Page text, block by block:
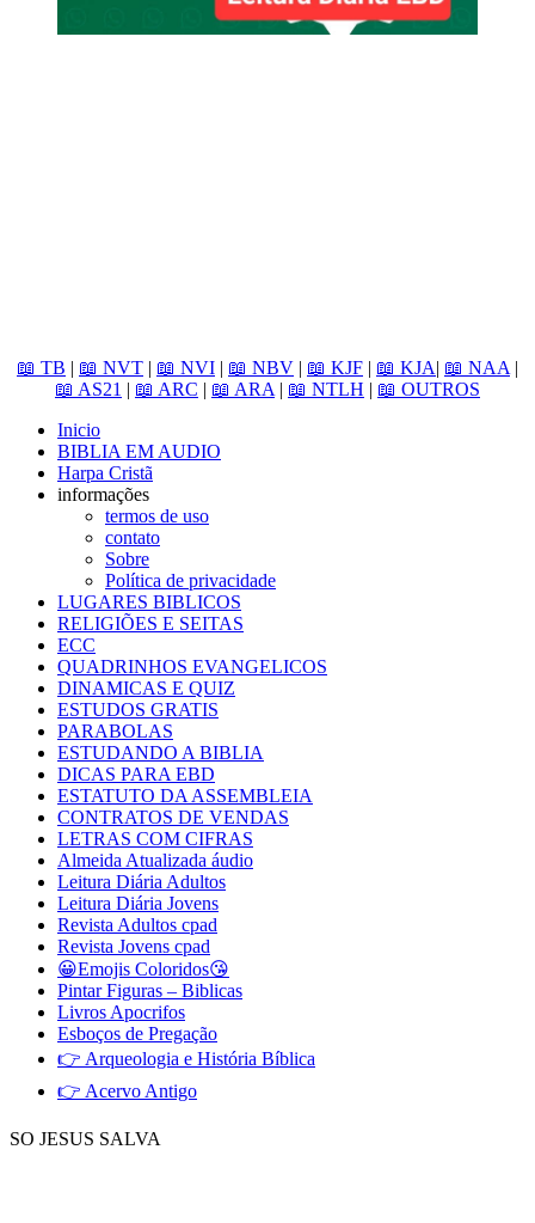
📖 TB | 📖 NVT | 📖 NVI | 📖 NBV | 📖 KJF | 📖 KJA| 📖 NAA |
📖 AS21 | 📖 ARC | 📖 ARA | 📖 NTLH | 📖 OUTROS
Inicio
BIBLIA EM AUDIO
Harpa Cristã
informações
termos de uso
contato
Sobre
Política de privacidade
LUGARES BIBLICOS
RELIGIÕES E SEITAS
ECC
QUADRINHOS EVANGELICOS
DINAMICAS E QUIZ
ESTUDOS GRATIS
PARABOLAS
ESTUDANDO A BIBLIA
DICAS PARA EBD
ESTATUTO DA ASSEMBLEIA
CONTRATOS DE VENDAS
LETRAS COM CIFRAS
Almeida Atualizada áudio
Leitura Diária Adultos
Leitura Diária Jovens
Revista Adultos cpad
Revista Jovens cpad
😀Emojis Coloridos😘
Pintar Figuras – Biblicas
Livros Apocrifos
Esboços de Pregação
👉 Arqueologia e História Bíblica
👉 Acervo Antigo
SO JESUS SALVA